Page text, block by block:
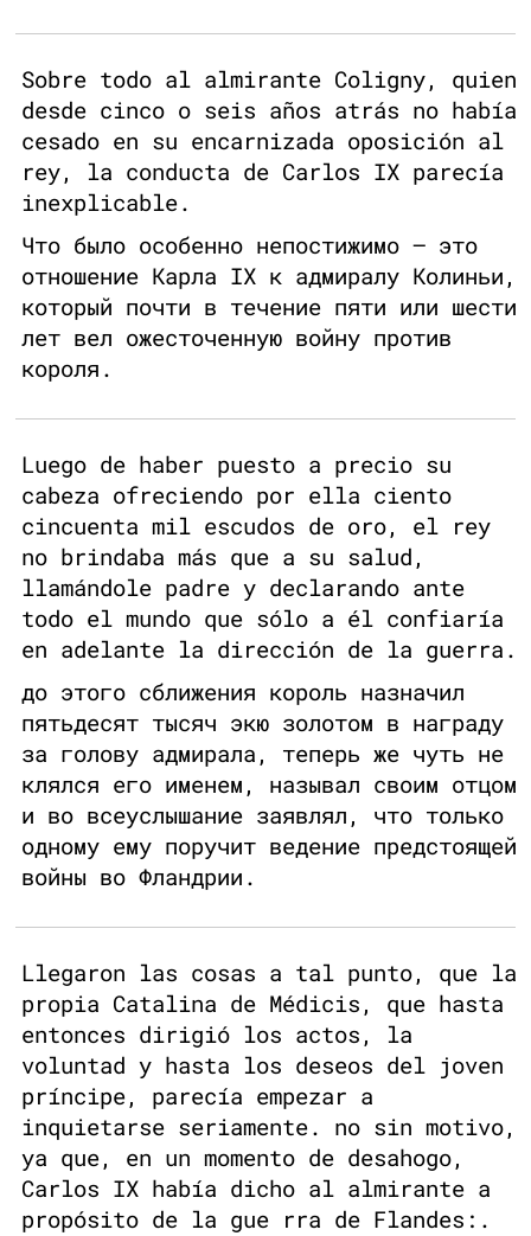
Sobre todo al almirante Coligny, quien
desde cinco o seis años atrás no había
cesado en su encarnizada oposición al
rey, la conducta de Carlos IX parecía
inexplicable.
Что было особенно непостижимо — это
отношение Карла IX к адмиралу Колиньи,
который почти в течение пяти или шести
лет вел ожесточенную войну против
короля.
Luego de haber puesto a precio su
cabeza ofreciendo por ella ciento
cincuenta mil escudos de oro, el rey
no brindaba más que a su salud,
llamándole padre y declarando ante
todo el mundo que sólo a él confiaría
en adelante la dirección de la guerra.
до этого сближения король назначил
пятьдесят тысяч экю золотом в награду
за голову адмирала, теперь же чуть не
клялся его именем, называл своим отцом
и во всеуслышание заявлял, что только
одному ему поручит ведение предстоящей
войны во Фландрии.
Llegaron las cosas a tal punto, que la
propia Catalina de Médicis, que hasta
entonces dirigió los actos, la
voluntad y hasta los deseos del joven
príncipe, parecía empezar a
inquietarse seriamente. no sin motivo,
ya que, en un momento de desahogo,
Carlos IX había dicho al almirante a
propósito de la gue rra de Flandes:.